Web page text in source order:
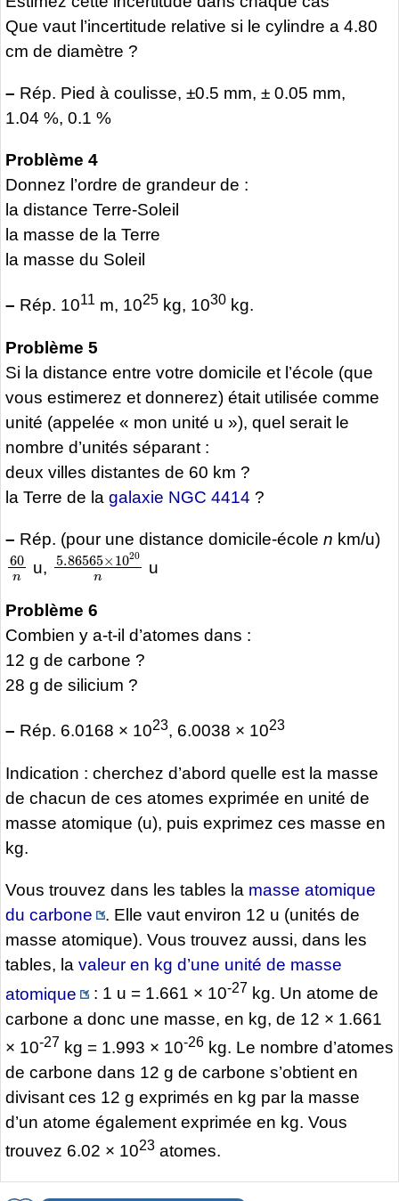
Que vaut l’incertitude relative si le cylindre a 4.80
cm de diamètre ?
– Rép. Pied à coulisse, ±0.5 mm, ± 0.05 mm,
1.04 %, 0.1 %
Problème 4
Donnez l’ordre de grandeur de :
la distance Terre-Soleil
la masse de la Terre
la masse du Soleil
– Rép. 1011 m, 1025 kg, 1030 kg.
Problème 5
Si la distance entre votre domicile et l’école (que
vous estimerez et donnerez) était utilisée comme
unité (appelée « mon unité u »), quel serait le
nombre d’unités séparant :
deux villes distantes de 60 km ?
la Terre de la galaxie NGC 4414 ?
– Rép. (pour une distance domicile-école n km/u)
60
u,
5.86565×10
u
Problème 6
Combien y a-t-il d’atomes dans :
12 g de carbone ?
28 g de silicium ?
– Rép. 6.0168 × 1023, 6.0038 × 1023
Indication : cherchez d’abord quelle est la masse
de chacun de ces atomes exprimée en unité de
masse atomique (u), puis exprimez ces masse en
kg.
Vous trouvez dans les tables la masse atomique
du carbone
. Elle vaut environ 12 u (unités de
masse atomique). Vous trouvez aussi, dans les
tables, la valeur en kg d’une unité de masse
atomique
: 1 u = 1.661 × 10-27 kg. Un atome de
carbone a donc une masse, en kg, de 12 × 1.661
× 10-27 kg = 1.993 × 10-26 kg. Le nombre d’atomes
de carbone dans 12 g de carbone s’obtient en
divisant ces 12 g exprimés en kg par la masse
d’un atome également exprimée en kg. Vous
trouvez 6.02 × 1023 atomes.